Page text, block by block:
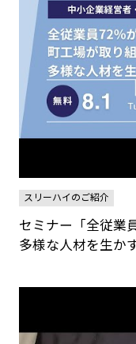
スリーハイのご紹介
セミナー「全従業
多様な人材を生か